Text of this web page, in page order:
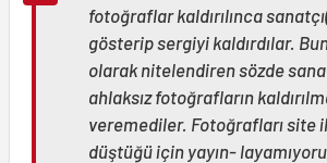
fotoğraflar kaldırılınca
gösterip sergiyi kaldırdılar.
olarak nitelendiren sözde
ahlaksız fotoğrafların
veremediler. Fotoğrafları site
düştüğü için yayın-